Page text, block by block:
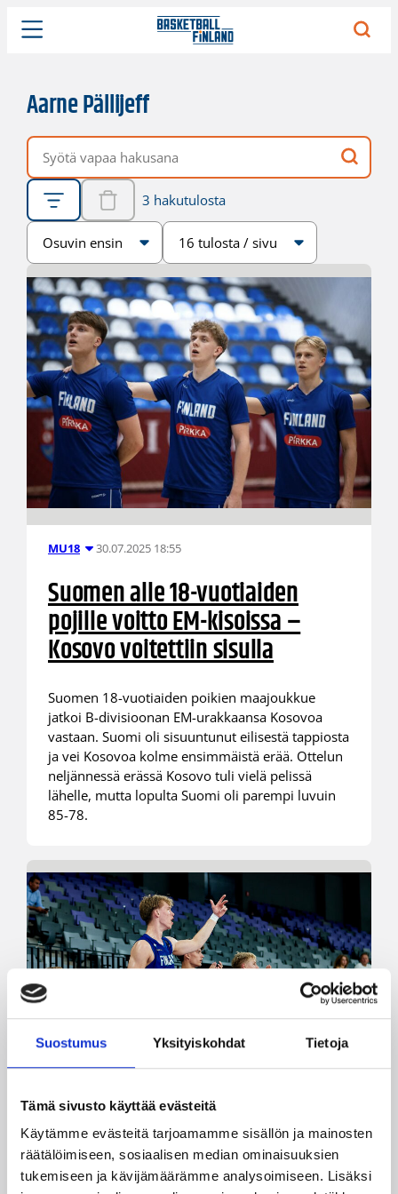
Suostumus Yksityiskohdat Tietoja
Tämä sivusto käyttää evästeitä
Käytämme evästeitä tarjoamamme sisällön ja mainosten
räätälöimiseen, sosiaalisen median ominaisuuksien
tukemiseen ja kävijämäärämme analysoimiseen. Lisäksi
Aarne Pällijeff
Vapaa hakusana
3 hakutulosta
Järjestys
Sivukoko
MU18 30.07.2025 18:55
Suomen alle 18-vuotiaiden
pojille voitto EM-kisoissa –
Kosovo voitettiin sisulla
Suomen 18-vuotiaiden poikien maajoukkue
jatkoi B-divisioonan EM-urakkaansa Kosovoa
vastaan. Suomi oli sisuuntunut eilisestä tappiosta
ja vei Kosovoa kolme ensimmäistä erää. Ottelun
neljännessä erässä Kosovo tuli vielä pelissä
lähelle, mutta lopulta Suomi oli parempi luvuin
85-78.
MU18 29.07.2025 22:54